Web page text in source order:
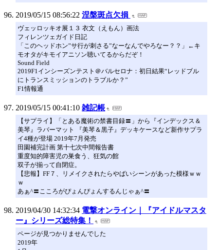
2019/05/15 08:56:22 涅槃斑点欠損
ヴェッロッキオ展１３ 衣文（えもん）画法
フィレンツェガイド日記
「このヘッドホン”サ行が刺さる”なーなんでやろなー？？」←キ
モオタがキモイアニソン聴いてるからだぞ！
Sound Field
2019F1インシーズンテスト＠バルセロナ：初日結果“レッドブル
にトランスミッションのトラブルか？”
F1情報通
2019/05/15 00:41:10 雑記帳
【サプライ】「とある魔術の禁書目録〓」から『インデックス＆
美琴』ラバーマット 『美琴＆黒子』デッキケースなど新作サプラ
イ4種が登場 2019年7月発売
田園補完計画 第十七次中間報告書
重度知的障害児の巣食う、狂気の館
双子が揃って自閉症。
【悲報】FF７、リメイクされたらやばいシーンがあった模様ｗｗ
ｗ
あぁ^〓こころがぴょんぴょんするんじゃぁ^〓
2019/04/30 14:32:34 電撃オンライン｜『アイドルマスタ
ー』シリーズ総特集！
ページが見つかりませんでした
2019年